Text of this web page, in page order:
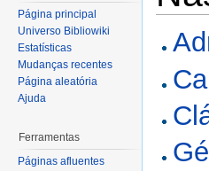
Página principal
Universo Bibliowiki
Estatísticas
Mudanças recentes
Página aleatória
Ajuda
Ferramentas
Páginas afluentes